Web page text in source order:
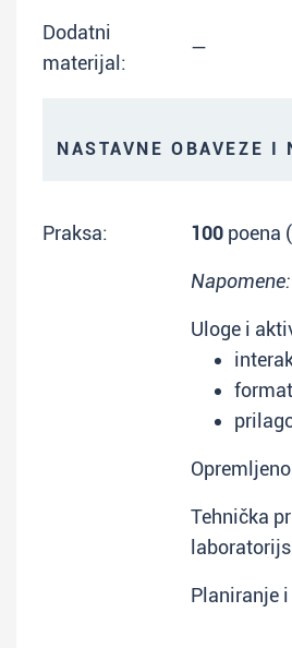
Dodatni
materijal:
—
NASTAVNE OBAVEZE I
Praksa: 100 poena
Napomene:
Uloge i
Tehnička
Planiranje